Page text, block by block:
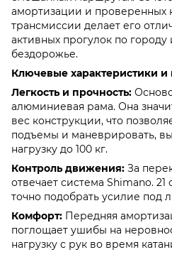
амортизации и проверенных
трансмиссии делает его
активных прогулок по
бездорожье.
Ключевые характеристики
Легкость и прочность:
алюминиевая рама. Она
вес конструкции, что
подъемы и маневрировать,
нагрузку до 100 кг.
Контроль движения: За
отвечает система Shimano. 21
точно подобрать усилие под
Комфорт: Передняя
поглощает ушибы на
нагрузку с рук во время